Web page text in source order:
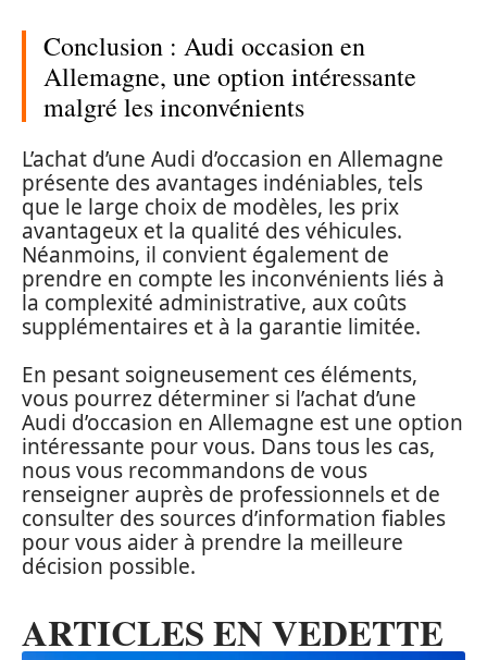
Conclusion : Audi occasion en
Allemagne, une option intéressante
malgré les inconvénients
L’achat d’une Audi d’occasion en Allemagne
présente des avantages indéniables, tels
que le large choix de modèles, les prix
avantageux et la qualité des véhicules.
Néanmoins, il convient également de
prendre en compte les inconvénients liés à
la complexité administrative, aux coûts
supplémentaires et à la garantie limitée.
En pesant soigneusement ces éléments,
vous pourrez déterminer si l’achat d’une
Audi d’occasion en Allemagne est une option
intéressante pour vous. Dans tous les cas,
nous vous recommandons de vous
renseigner auprès de professionnels et de
consulter des sources d’information fiables
pour vous aider à prendre la meilleure
décision possible.
ARTICLES EN VEDETTE